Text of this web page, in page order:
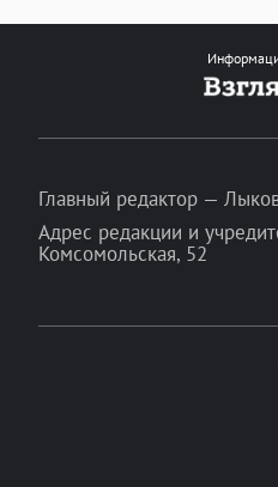
Главный редактор —
Адрес редакции и
Комсомольская, 52